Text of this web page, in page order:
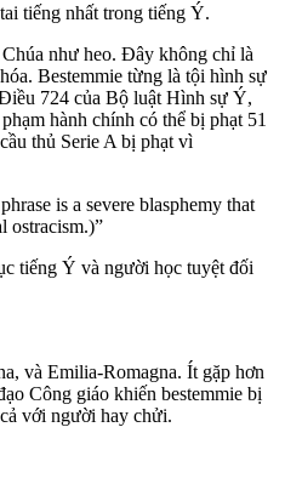
tiếng nhất trong tiếng Ý.
như heo. Đây không chỉ là
Bestemmie từng là tội hình sự
724 của Bộ luật Hình sự Ý,
hành chính có thể bị phạt 51
thủ Serie A bị phạt vì
is a severe blasphemy that
ostracism.)”
tiếng Ý và người học tuyệt đối
và Emilia-Romagna. Ít gặp hơn
Công giáo khiến bestemmie bị
với người hay chửi.